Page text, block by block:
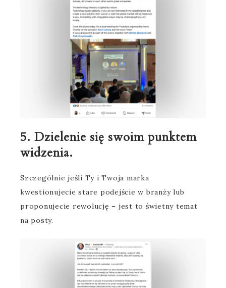
5. Dzielenie się swoim punktem
widzenia.
Szczególnie jeśli Ty i Twoja marka
kwestionujecie stare podejście w branży lub
proponujecie rewolucję – jest to świetny temat
na posty.